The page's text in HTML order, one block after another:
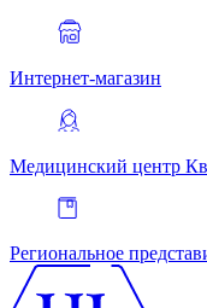
Интернет-магазин
Медицинский центр
Региональное